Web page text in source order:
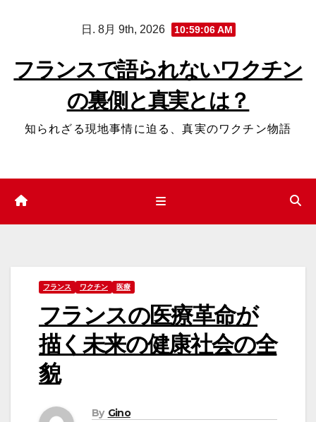
ッ
日. 8月 9th, 2026 10:59:07 AM
フランスで語られないワクチン
の裏側と真実とは？
知られざる現地事情に迫る、真実のワクチン物語
フランス ワクチン 医療
フランスの医療革命が
描く未来の健康社会の全
貌
By Gino